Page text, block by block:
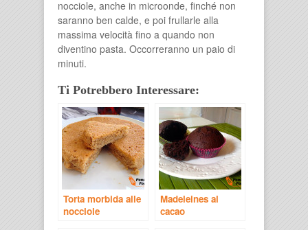
nocciole, anche in microonde, finché non
saranno ben calde, e poi frullarle alla
massima velocità fino a quando non
diventino pasta. Occorreranno un paio di
minuti.
Ti Potrebbero Interessare:
Torta morbida alle
nocciole
Madeleines al
cacao